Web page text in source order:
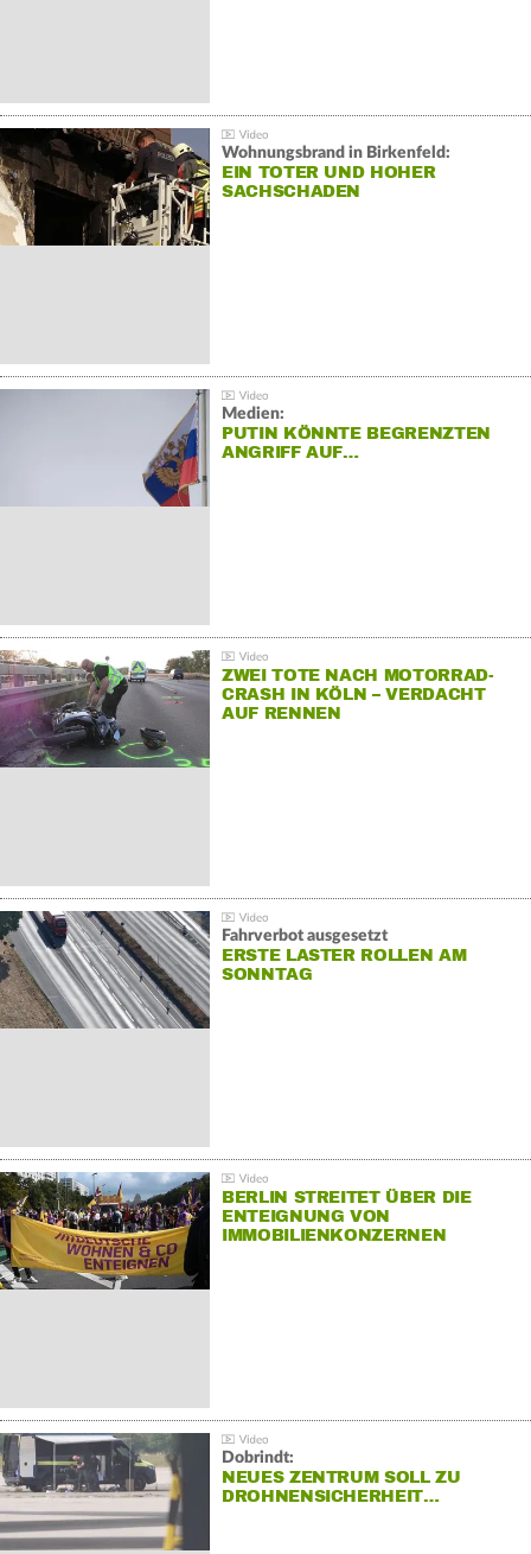
Wohnungsbrand in Birkenfeld:
EIN TOTER UND HOHER
SACHSCHADEN
Medien:
PUTIN KÖNNTE BEGRENZTEN
ANGRIFF AUF…
ZWEI TOTE NACH MOTORRAD-
CRASH IN KÖLN – VERDACHT
AUF RENNEN
Fahrverbot ausgesetzt
ERSTE LASTER ROLLEN AM
SONNTAG
BERLIN STREITET ÜBER DIE
ENTEIGNUNG VON
IMMOBILIENKONZERNEN
Dobrindt:
NEUES ZENTRUM SOLL ZU
DROHNENSICHERHEIT…